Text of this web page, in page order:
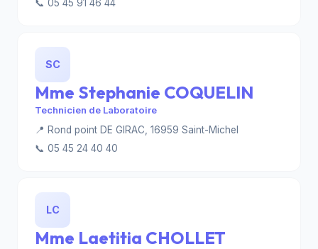
📞 05 45 91 46 44
SC
Mme Stephanie COQUELIN
Technicien de Laboratoire
📍 Rond point DE GIRAC, 16959 Saint-Michel
📞 05 45 24 40 40
LC
Mme Laetitia CHOLLET